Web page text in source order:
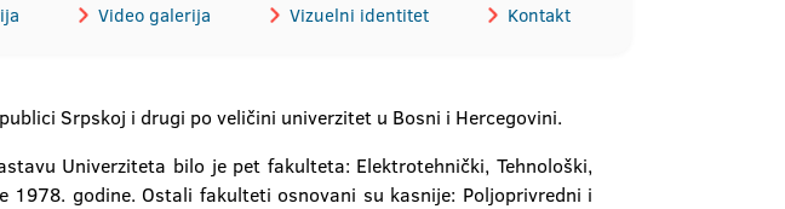
Video galerija Vizuelni identitet Kontakt
Srpskoj i drugi po veličini univerzitet u Bosni i Hercegovini.
Univerziteta bilo je pet fakulteta: Elektrotehnički, Tehnološki,
godine. Ostali fakulteti osnovani su kasnije: Poljoprivredni i